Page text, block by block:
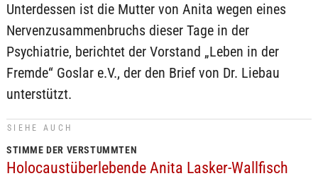
Unterdessen ist die Mutter von Anita wegen eines
Nervenzusammenbruchs dieser Tage in der
Psychiatrie, berichtet der Vorstand „Leben in der
Fremde“ Goslar e.V., der den Brief von Dr. Liebau
unterstützt.
SIEHE AUCH
STIMME DER VERSTUMMTEN
Holocaustüberlebende Anita Lasker-Wallfisch